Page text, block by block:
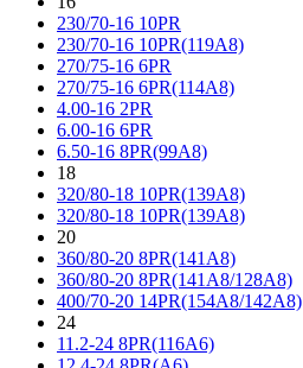
230/70-16 10PR
230/70-16 10PR(119A8)
270/75-16 6PR
270/75-16 6PR(114A8)
4.00-16 2PR
6.00-16 6PR
6.50-16 8PR(99A8)
18
320/80-18 10PR(139A8)
320/80-18 10PR(139A8)
20
360/80-20 8PR(141A8)
360/80-20 8PR(141A8/128A8)
400/70-20 14PR(154A8/142A8)
24
11.2-24 8PR(116A6)